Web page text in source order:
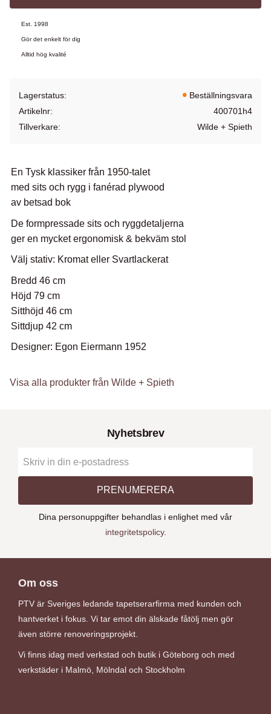
Est. 1998
Gör det enkelt för dig
Alltid hög kvalité
Lagerstatus
Beställningsvara
Artikelnr
400701h4
Tillverkare
Wilde + Spieth
En Tysk klassiker från 1950-talet
med sits och rygg i fanérad plywood
av betsad bok
De formpressade sits och ryggdetaljerna
ger en mycket ergonomisk & bekväm stol
Välj stativ: Kromat eller Svartlackerat
Bredd 46 cm
Höjd 79 cm
Sitthöjd 46 cm
Sittdjup 42 cm
Designer: Egon Eiermann 1952
Visa alla produkter från Wilde + Spieth
Nyhetsbrev
PRENUMERERA
Dina personuppgifter behandlas i enlighet med vår
integritetspolicy.
Om oss
PTV är Sveriges ledande tapetserarfirma med kunden och
hantverket i fokus. Vi tar emot din älskade fåtölj men gör
även större renoveringsprojekt.
Vi finns idag med verkstad och butik i Göteborg och med
verkstäder i Malmö, Mölndal och Stockholm